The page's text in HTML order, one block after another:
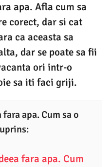
apa. Afla cum sa
corect, dar si cat
ca aceasta sa
dar se poate sa fii
ori intr-o
sa iti faci griji.
apa. Cum sa o
fara apa. Cum